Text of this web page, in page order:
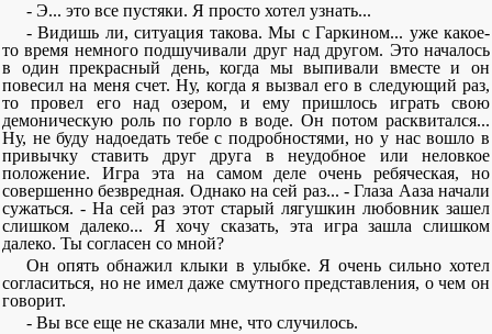
- Э... это все пустяки. Я просто хотел узнать...
- Видишь ли, ситуация такова. Мы с Гаркином... уже какое-
то время немного подшучивали друг над другом. Это началось
в один прекрасный день, когда мы выпивали вместе и он
повесил на меня счет. Ну, когда я вызвал его в следующий раз,
то провел его над озером, и ему пришлось играть свою
демоническую роль по горло в воде. Он потом расквитался...
Ну, не буду надоедать тебе с подробностями, но у нас вошло в
привычку ставить друг друга в неудобное или неловкое
положение. Игра эта на самом деле очень ребяческая, но
совершенно безвредная. Однако на сей раз... - Глаза Ааза начали
сужаться. - На сей раз этот старый лягушкин любовник зашел
слишком далеко... Я хочу сказать, эта игра зашла слишком
далеко. Ты согласен со мной?
Он опять обнажил клыки в улыбке. Я очень сильно хотел
согласиться, но не имел даже смутного представления, о чем он
говорит.
- Вы все еще не сказали мне, что случилось.